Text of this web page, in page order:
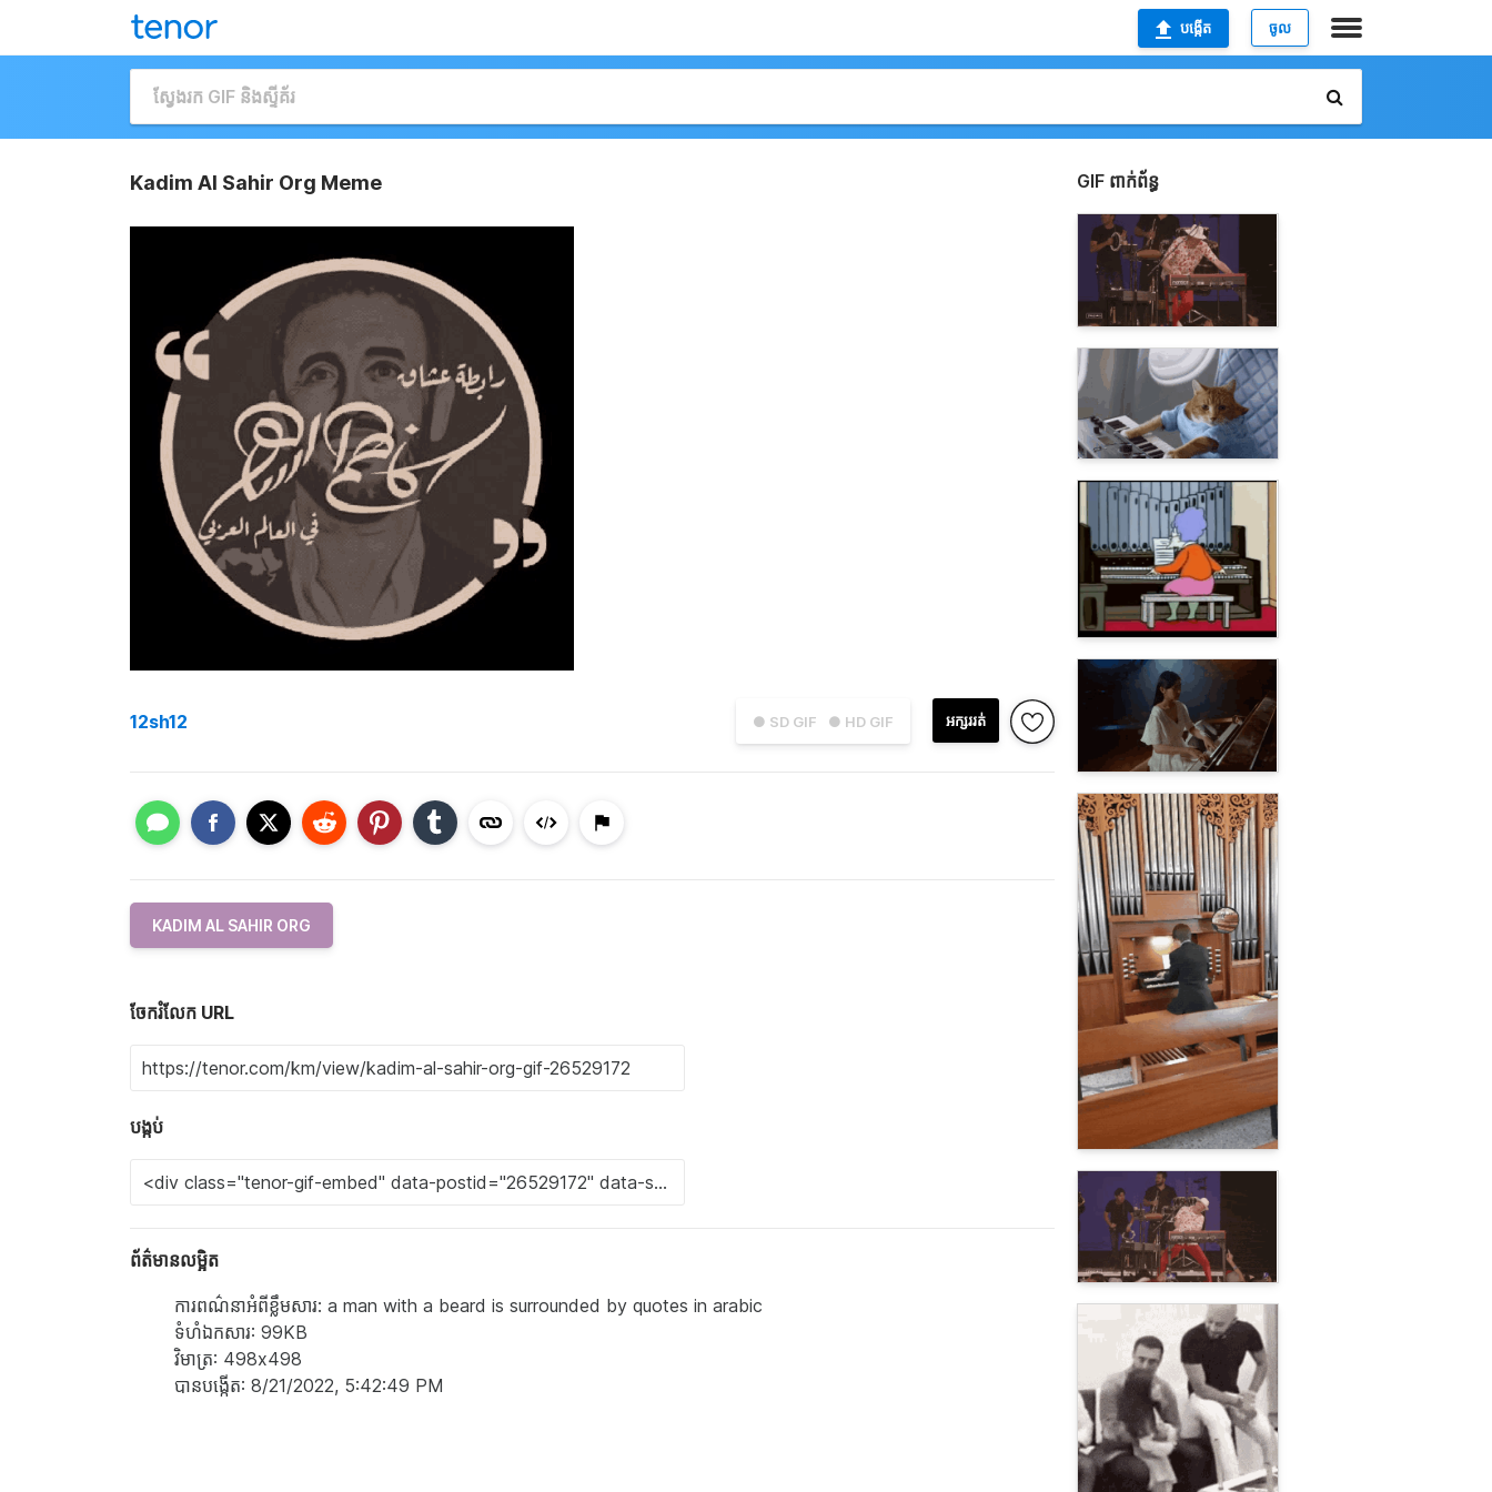
បង្កើត ចូល
Kadim Al Sahir Org Meme
● SD GIF ● HD GIF អក្សររត់
12sh12
KADIM AL SAHIR ORG
ចែករំលែក URL
បង្កប់
ព័ត៌មានលម្អិត
ការពណ៌នាអំពីខ្លឹមសារ: a man with a beard is surrounded by quotes in arabic
ទំហំ​ឯកសារ: 99KB
វិមាត្រ: 498x498
បាន​បង្កើត: 8/21/2022, 5:42:49 PM
GIF ពាក់ព័ន្ធ